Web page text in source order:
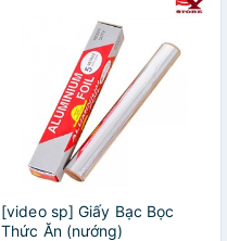
[video sp] Giấy Bạc Bọc
Thức Ăn (nướng)